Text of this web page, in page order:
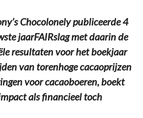
Chocolonely publiceerde 4
jaarFAIRslag met daarin de
resultaten voor het boekjaar
van torenhoge cacaoprijzen
voor cacaoboeren, boekt
als financieel toch